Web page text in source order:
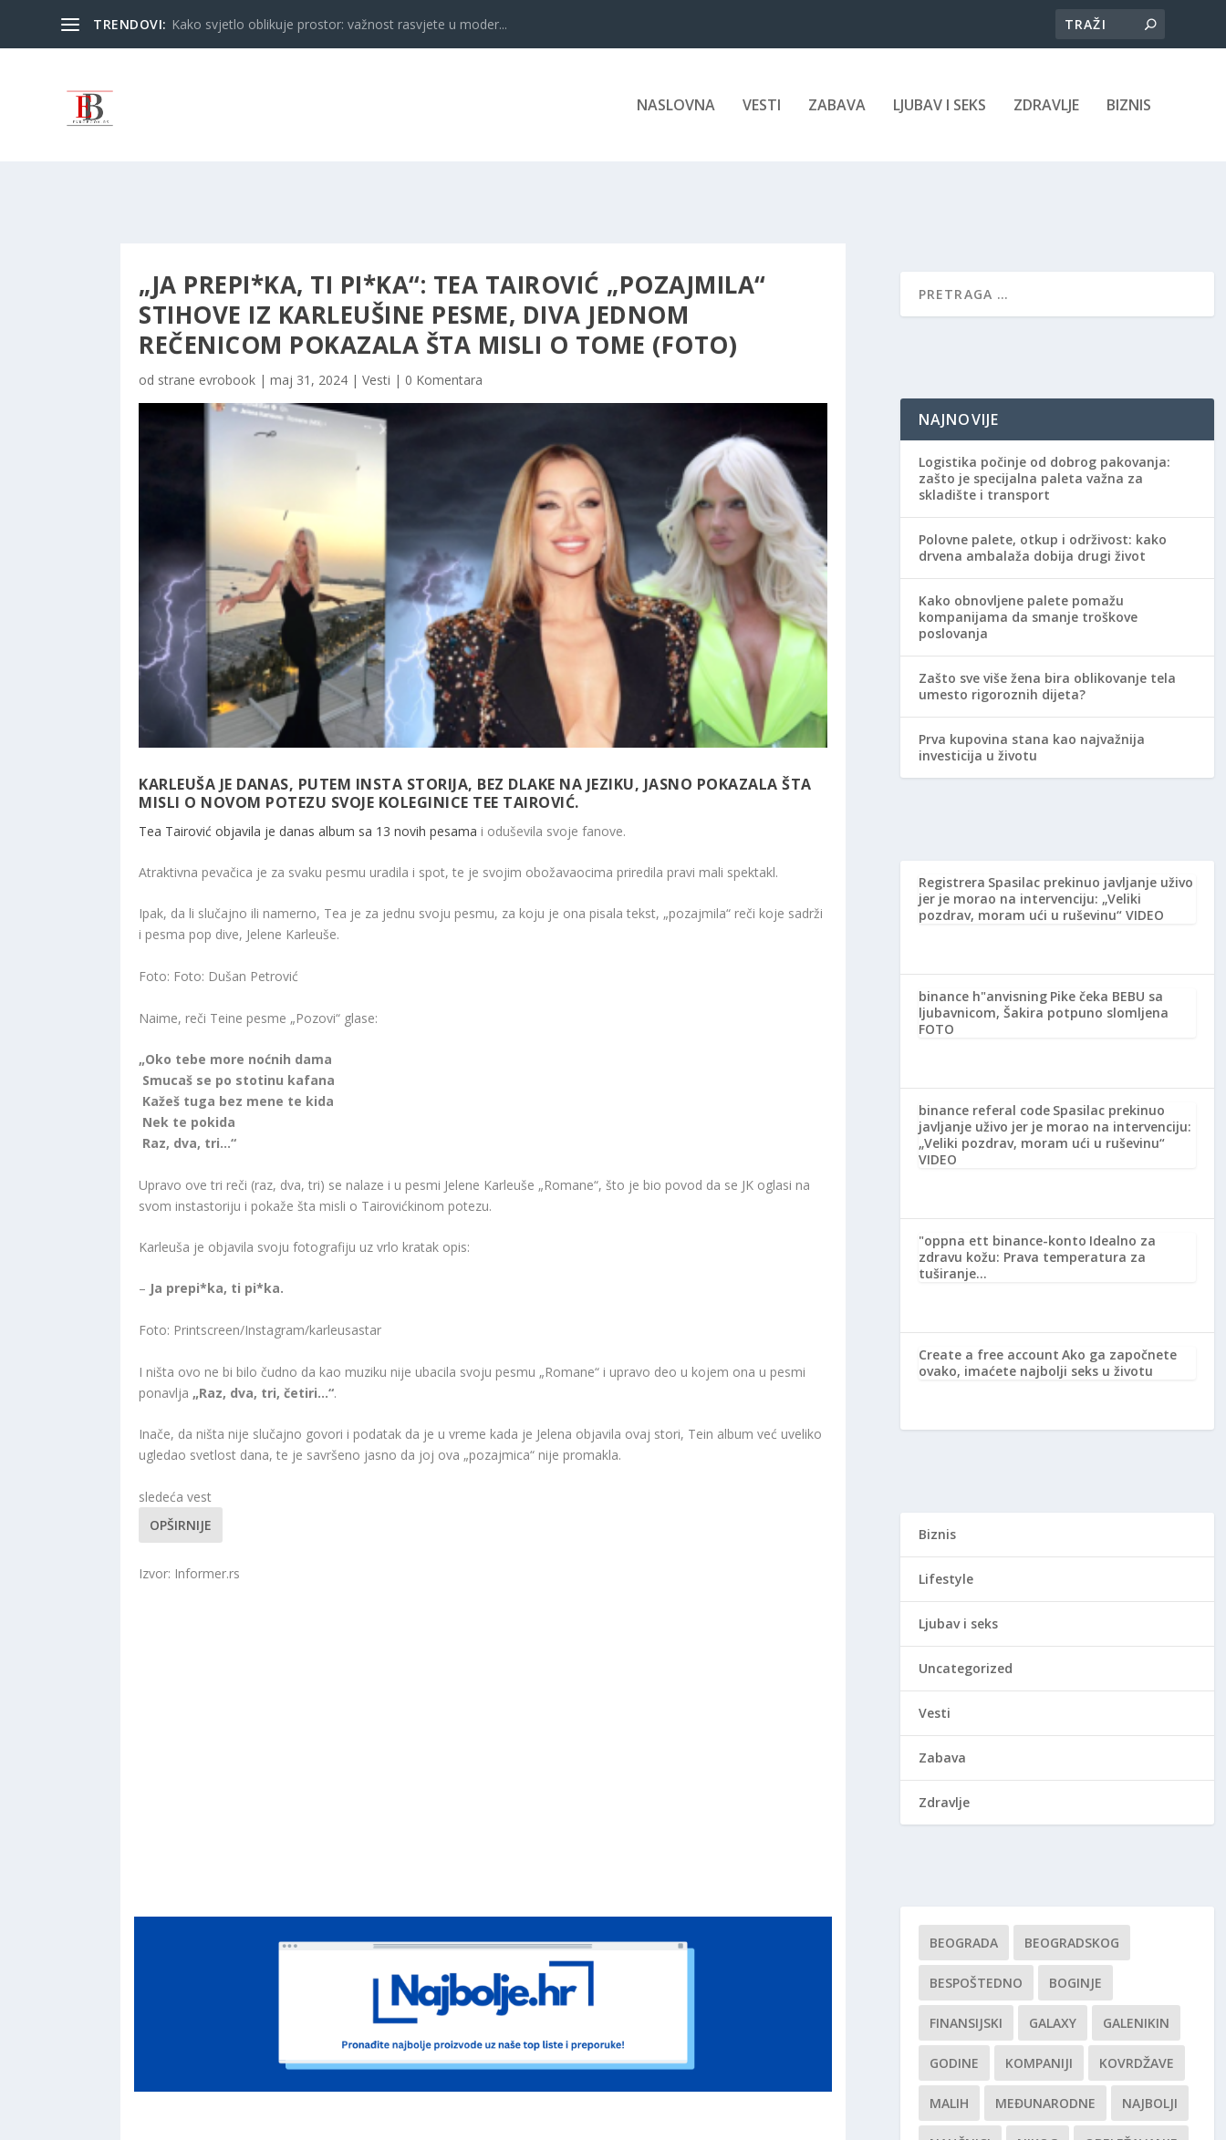
TRENDOVI: Kako svjetlo oblikuje prostor: važnost rasvjete u moder...
NASLOVNA VESTI ZABAVA LJUBAV I SEKS ZDRAVLJE BIZNIS
„JA PREPI*KA, TI PI*KA“: TEA TAIROVIĆ „POZAJMILA“
STIHOVE IZ KARLEUŠINE PESME, DIVA JEDNOM
REČENICOM POKAZALA ŠTA MISLI O TOME (FOTO)
od strane evrobook | maj 31, 2024 | Vesti | 0 Komentara
KARLEUŠA JE DANAS, PUTEM INSTA STORIJA, BEZ DLAKE NA JEZIKU, JASNO POKAZALA ŠTA
MISLI O NOVOM POTEZU SVOJE KOLEGINICE TEE TAIROVIĆ.
Tea Tairović objavila je danas album sa 13 novih pesama i oduševila svoje fanove.
Atraktivna pevačica je za svaku pesmu uradila i spot, te je svojim obožavaocima priredila pravi mali spektakl.
Ipak, da li slučajno ili namerno, Tea je za jednu svoju pesmu, za koju je ona pisala tekst, „pozajmila“ reči koje sadrži
i pesma pop dive, Jelene Karleuše.
Foto: Foto: Dušan Petrović
Naime, reči Teine pesme „Pozovi“ glase:
„Oko tebe more noćnih dama
Smucaš se po stotinu kafana
Kažeš tuga bez mene te kida
Nek te pokida
Raz, dva, tri…“
Upravo ove tri reči (raz, dva, tri) se nalaze i u pesmi Jelene Karleuše „Romane“, što je bio povod da se JK oglasi na
svom instastoriju i pokaže šta misli o Tairovićkinom potezu.
Karleuša je objavila svoju fotografiju uz vrlo kratak opis:
– Ja prepi*ka, ti pi*ka.
Foto: Printscreen/Instagram/karleusastar
I ništa ovo ne bi bilo čudno da kao muziku nije ubacila svoju pesmu „Romane“ i upravo deo u kojem ona u pesmi
ponavlja „Raz, dva, tri, četiri…“.
Inače, da ništa nije slučajno govori i podatak da je u vreme kada je Jelena objavila ovaj stori, Tein album već uveliko
ugledao svetlost dana, te je savršeno jasno da joj ova „pozajmica“ nije promakla.
sledeća vest
OPŠIRNIJE
Izvor: Informer.rs
NAJNOVIJE
Logistika počinje od dobrog pakovanja:
zašto je specijalna paleta važna za
skladište i transport
Polovne palete, otkup i održivost: kako
drvena ambalaža dobija drugi život
Kako obnovljene palete pomažu
kompanijama da smanje troškove
poslovanja
Zašto sve više žena bira oblikovanje tela
umesto rigoroznih dijeta?
Prva kupovina stana kao najvažnija
investicija u životu
Registrera Spasilac prekinuo javljanje uživo
jer je morao na intervenciju: „Veliki
pozdrav, moram ući u ruševinu“ VIDEO
binance h"anvisning Pike čeka BEBU sa
ljubavnicom, Šakira potpuno slomljena
FOTO
binance referal code Spasilac prekinuo
javljanje uživo jer je morao na intervenciju:
„Veliki pozdrav, moram ući u ruševinu“
VIDEO
"oppna ett binance-konto Idealno za
zdravu kožu: Prava temperatura za
tuširanje…
Create a free account Ako ga započnete
ovako, imaćete najbolji seks u životu
Biznis
Lifestyle
Ljubav i seks
Uncategorized
Vesti
Zabava
Zdravlje
BEOGRADA BEOGRADSKOG
BESPOŠTEDNO BOGINJE
FINANSIJSKI GALAXY GALENIKIN
GODINE KOMPANIJI KOVRDŽAVE
MALIH MEĐUNARODNE NAJBOLJI